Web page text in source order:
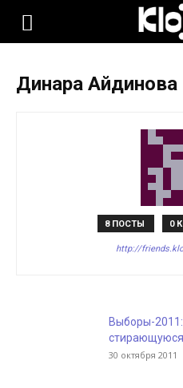
KLOOP.KG
Динара Айдинова
8 ПОСТЫ 0
http://
Выборы-
30 октября 2011